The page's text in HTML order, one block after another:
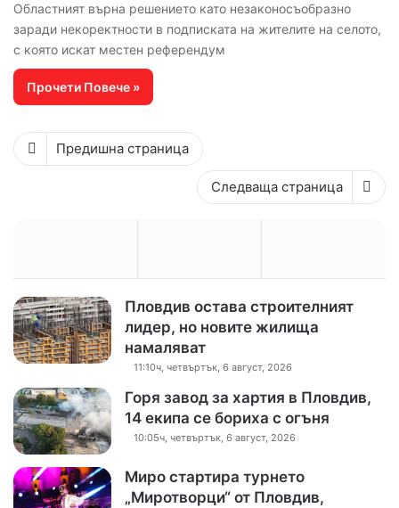
Областният върна решението като незаконосъобразно
заради некоректности в подписката на жителите на селото,
с която искат местен референдум
Прочети Повече »
Предишна страница
Следваща страница
Пловдив остава строителният
лидер, но новите жилища
намаляват
11:10ч, четвъртък, 6 август, 2026
Горя завод за хартия в Пловдив,
14 екипа се бориха с огъня
10:05ч, четвъртък, 6 август, 2026
Миро стартира турнето
„Миротворци“ от Пловдив,